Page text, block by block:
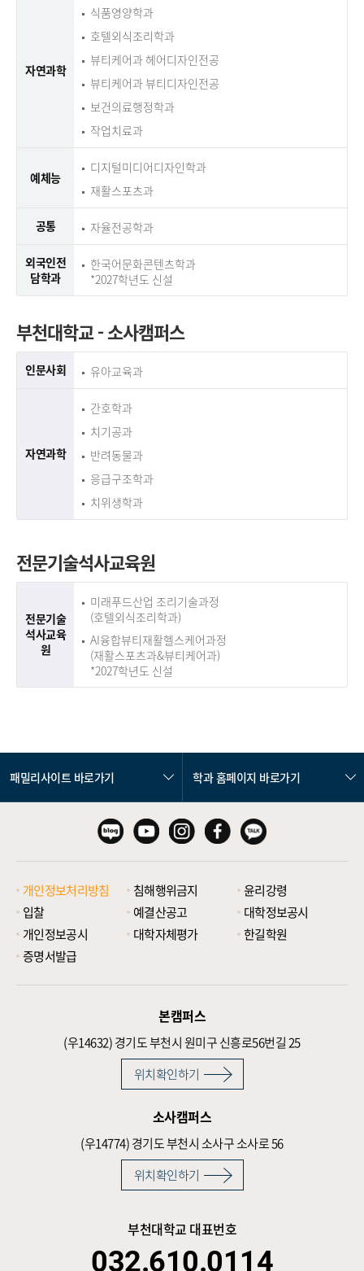
자연과학
식품영양학과
호텔외식조리학과
뷰티케어과 헤어디자인전공
뷰티케어과 뷰티디자인전공
보건의료행정학과
작업치료과
예체능
디지털미디어디자인학과
재활스포츠과
공통 자율전공학과
외국인전
담학과
한국어문화콘텐츠학과
*2027학년도 신설
부천대학교 - 소사캠퍼스
인문사회 유아교육과
자연과학
간호학과
치기공과
반려동물과
응급구조학과
치위생학과
전문기술석사교육원
전문기술
석사교육
원
미래푸드산업 조리기술과정
(호텔외식조리학과)
AI융합뷰티재활헬스케어과정
(재활스포츠과&뷰티케어과)
*2027학년도 신설
패밀리사이트 바로가기 학과 홈페이지 바로가기
개인정보처리방침 침해행위금지
윤리강령
입찰
예결산공고
대학정보공시
개인정보공시
대학자체평가
한길학원
증명서발급
본캠퍼스
(우14632)경기도 부천시 원미구 신흥로56번길 25
위치확인하기
소사캠퍼스
(우14774)경기도 부천시 소사구 소사로 56
위치확인하기
부천대학교 대표번호
032.610.0114